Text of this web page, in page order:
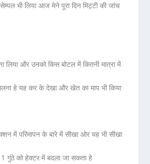
भी लिया आज मेने पूरा दिन मिट्टी की जांच
लिया और उनको किस बोटल में कितनी मात्रा में
हे यह कर के देखा और खेत का माप भी किया
में परिमापन के बारे में सीखा ओर यह भी सीखा
गुंठे को हेक्टर में बदला जा सकता हे